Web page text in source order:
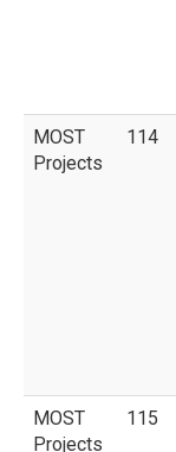
MOST
Projects
114
MOST
Projects
115